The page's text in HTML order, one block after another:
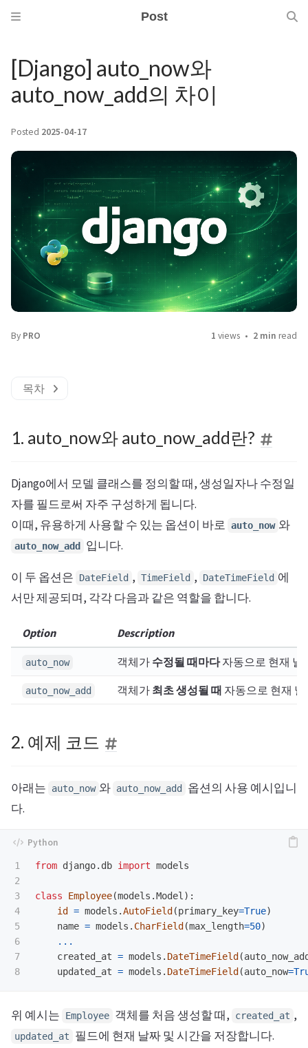
Post
[Django] auto_now와
auto_now_add의 차이
Posted 2025-04-17
By PRO 1 views 2 min read
목차
1. auto_now와 auto_now_add란?
Django에서 모델 클래스를 정의할 때, 생성일자나 수정일
자를 필드로써 자주 구성하게 됩니다.
이때, 유용하게 사용할 수 있는 옵션이 바로 auto_now 와
auto_now_add 입니다.
이 두 옵션은 DateField , TimeField , DateTimeField 에
서만 제공되며, 각각 다음과 같은 역할을 합니다.
Option Description
auto_now 객체가 수정될 때마다자동으로 현재 날
auto_now_add 객체가 최초 생성될 때 자동으로 현재
2. 예제 코드
아래는 auto_now 와 auto_now_add
옵션의 사용 예시입니
다.
1
2
3
4
5
6
7
from django.db import models
class Employee(models .Model ):
id
= models .AutoField (primary_key=True)
name = models . CharField (max_length=50)
...
created_at = models . DateTimeField (
updated_at = models . DateTimeField (auto_now=
위 예시는 Employee 객체를 처음 생성할 때, created_at ,
updated_at
필드에 현재 날짜 및 시간을 저장합니다.